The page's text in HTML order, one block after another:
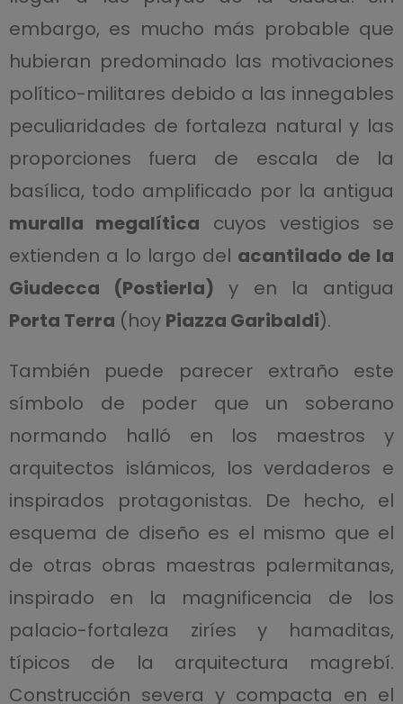
embargo, es mucho más probable que
hubieran predominado las motivaciones
político-militares debido a las innegables
peculiaridades de fortaleza natural y las
proporciones fuera de escala de la
basílica, todo amplificado por la antigua
muralla megalítica cuyos vestigios se
extienden a lo largo del acantilado de la
Giudecca (Postierla) y en la antigua
Porta Terra (hoy Piazza Garibaldi).
También puede parecer extraño este
símbolo de poder que un soberano
normando halló en los maestros y
arquitectos islámicos, los verdaderos e
inspirados protagonistas. De hecho, el
esquema de diseño es el mismo que el
de otras obras maestras palermitanas,
inspirado en la magnificencia de los
palacio-fortaleza ziríes y hamaditas,
típicos de la arquitectura magrebí.
Construcción severa y compacta en el